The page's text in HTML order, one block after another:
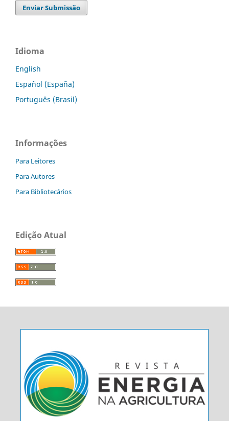
Enviar Submissão
Idioma
English
Español (España)
Português (Brasil)
Informações
Para Leitores
Para Autores
Para Bibliotecários
Edição Atual